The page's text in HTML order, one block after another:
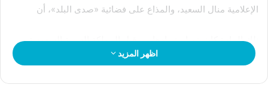
الإعلامية منال السعيد، والمذاع على فضائية «صدى البلد»، أن
تلك المادة كان يتم استيرادها من قبل المملكة العربية السعودية،
ولكن وفي إطار سعي الدولة لتوطين الصناعات المحلية
فقد جرى تصنيع المنتج في مصر خلال الفترة الراهنة، وتوفير العملة
اظهر المزيد